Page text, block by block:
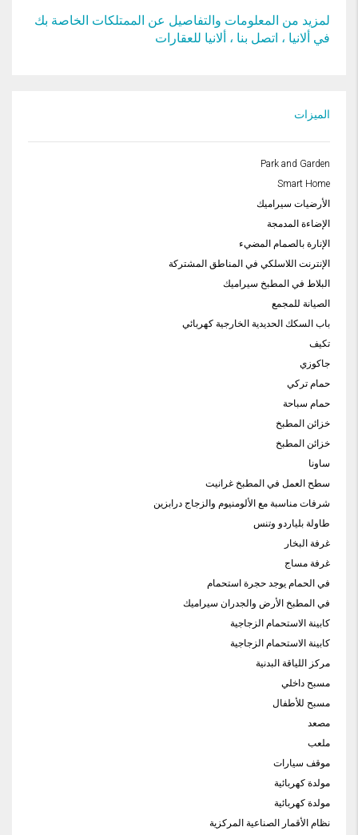
لمزيد من المعلومات والتفاصيل عن الممتلكات الخاصة بك
في ألانيا ، اتصل بنا ، ألانيا للعقارات
الميزات
Park and Garden
Smart Home
الأرضيات سيراميك
الإضاءة المدمجة
الإنارة بالصمام المضيء
الإنترنت اللاسلكي في المناطق المشتركة
البلاط في المطبخ سيراميك
الصيانة للمجمع
باب السكك الحديدية الخارجية كهربائي
تكيف
جاكوزي
حمام تركي
حمام سباحة
خزائن المطبخ
خزائن المطبخ
ساونا
سطح العمل في المطبخ غرانيت
شرفات مناسبة مع الألومنيوم والزجاج درابزين
طاولة بلياردو وتنس
غرفة البخار
غرفة مساج
في الحمام يوجد حجرة استحمام
في المطبخ الأرض والجدران سيراميك
كابينة الاستحمام الزجاجية
كابينة الاستحمام الزجاجية
مركز اللياقة البدنية
مسبح داخلي
مسبح للأطفال
مصعد
ملعب
موقف سيارات
مولدة كهربائية
مولدة كهربائية
نظام الأقمار الصناعية المركزية